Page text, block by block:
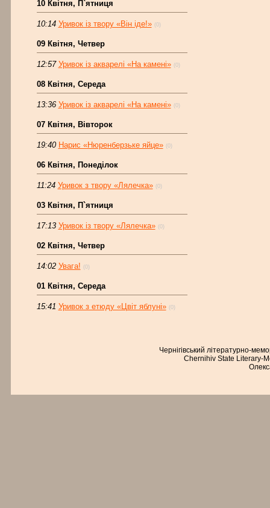
10 Квітня, П`ятниця
10:14 Уривок із твору «Він іде!» (0)
09 Квітня, Четвер
12:57 Уривок із акварелі «На камені» (0)
08 Квітня, Середа
13:36 Уривок із акварелі «На камені» (0)
07 Квітня, Вівторок
19:40 Нарис «Нюренберзьке яйце» (0)
06 Квітня, Понеділок
11:24 Уривок з твору «Лялечка» (0)
03 Квітня, П`ятниця
17:13 Уривок із твору «Лялечка» (0)
02 Квітня, Четвер
14:02 Увага! (0)
01 Квітня, Середа
15:41 Уривок з етюду «Цвіт яблуні» (0)
Чернігівський літературно-
Chernihiv State Literary-